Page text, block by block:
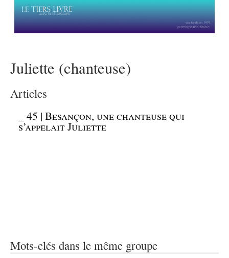
Juliette (chanteuse)
Articles
_45 | Besançon, une chanteuse qui
s’appelait Juliette
Mots-clés dans le même groupe